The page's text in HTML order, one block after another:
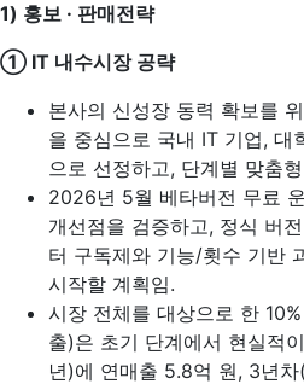
1) 홍보 · 판매전략
① IT 내수시장 공략
본사의 신성장 동력 확보를
을 중심으로 국내 IT 기업, 대
으로 선정하고, 단계별 맞춤
2026년 5월 베타버전 무료
개선점을 검증하고, 정식 버
터 구독제와 기능/횟수 기반
시작할 계획임.
시장 전체를 대상으로 한
출)은 초기 단계에서 현실적
년)에 연매출 5.8억 원, 3년